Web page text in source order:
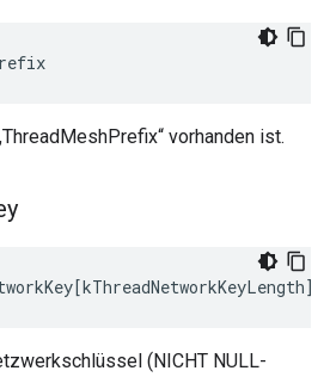
vorhanden ist.
[kThreadNetworkKeyLength]
(NICHT NULL-